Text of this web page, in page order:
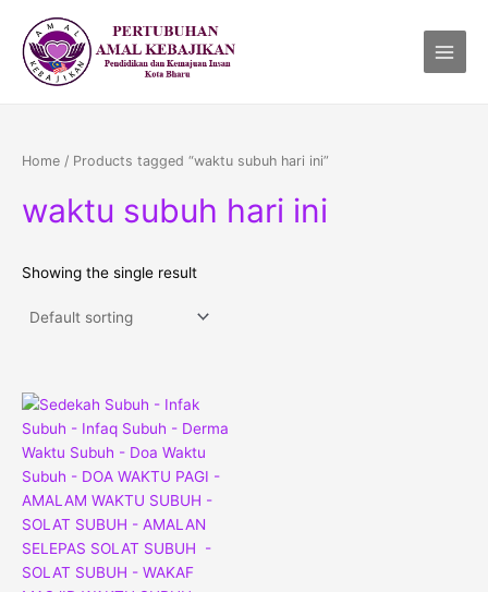
content
Menu
Home / Products tagged “waktu subuh hari ini”
waktu subuh hari ini
Showing the single result